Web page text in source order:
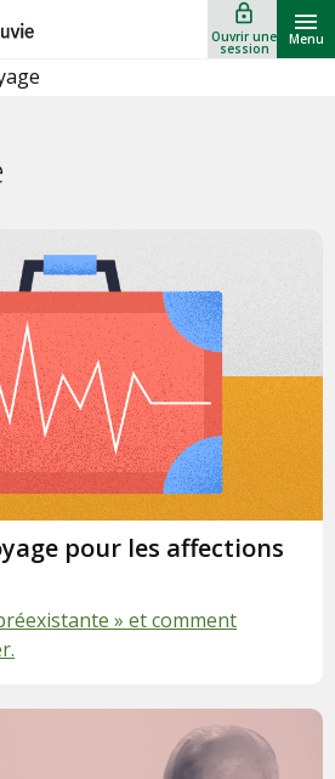
lock_outline
Ouvrir une
session
""
Menu
pour les affections
» et comment